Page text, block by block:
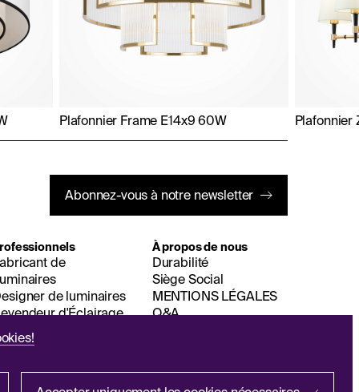
Plafonnier Frame E14x9 60W Plafonnier
Abonnez-vous à notre newsletter
de
de luminaires
d'Éclairage
À propos de nous
Durabilité
Siège Social
MENTIONS LÉGALES
Q&A